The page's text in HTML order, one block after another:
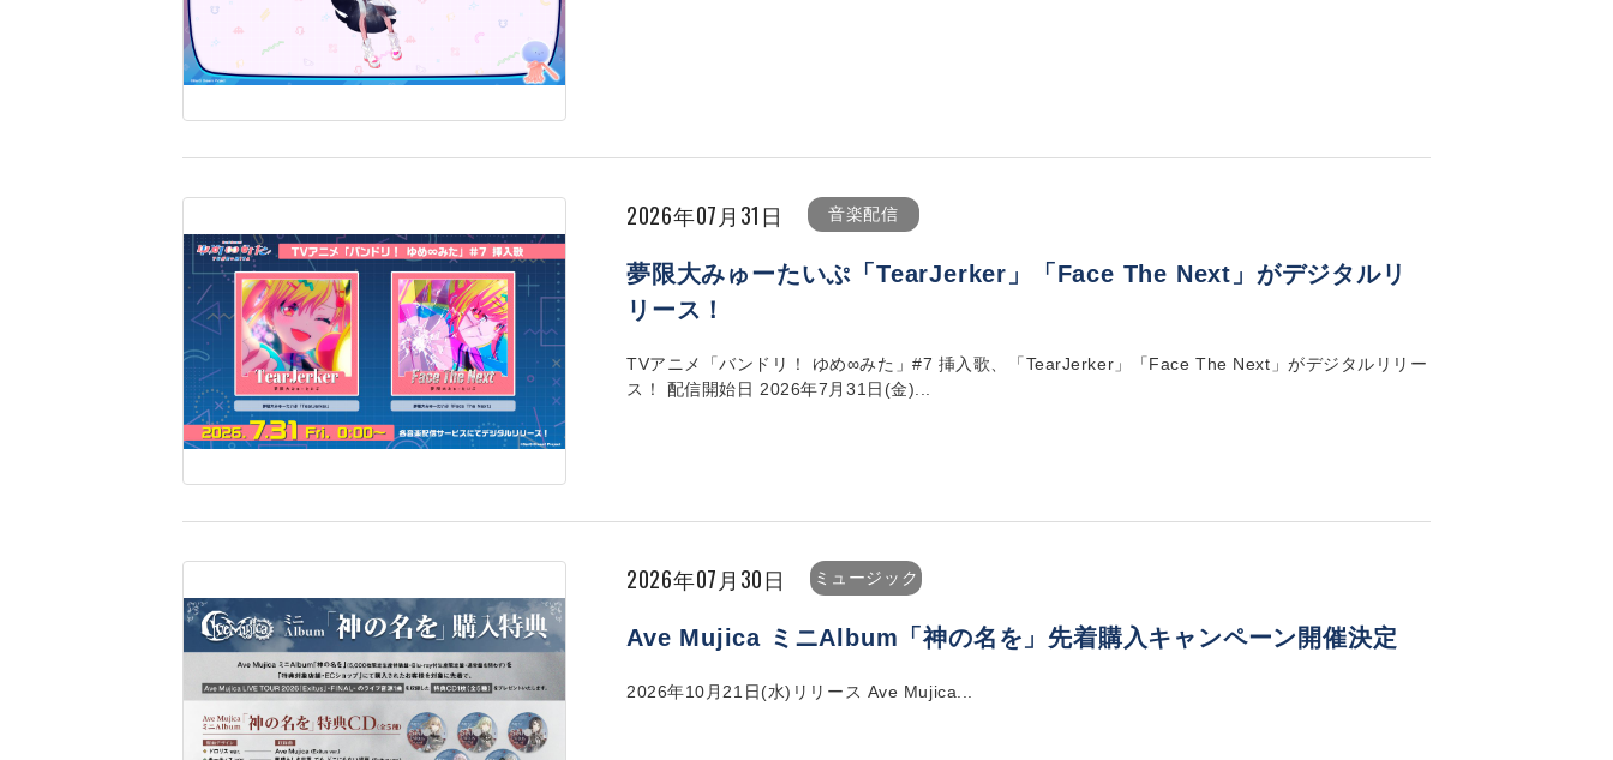
2026年07月31日 音楽配信
夢限大みゅーたいぷ「TearJerker」「Face The Next」がデジタルリ
リース！
TVアニメ「バンドリ！ ゆめ∞みた」#7 挿入歌、「TearJerker」「Face The Next」がデジタルリリー
ス！ 配信開始日 2026年7月31日(金)...
2026年07月30日 ミュージック
Ave Mujica ミニAlbum「神の名を」先着購入キャンペーン開催決定
2026年10月21日(水)リリース Ave Mujica...